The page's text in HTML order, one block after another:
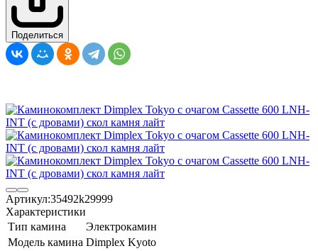
Поделиться
Артикул:35492k29999
Характеристики
Тип камина
Электрокамин
Модель камина Dimplex Kyoto